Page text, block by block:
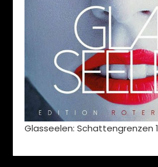
Glasseelen: Schattengrenzen 1